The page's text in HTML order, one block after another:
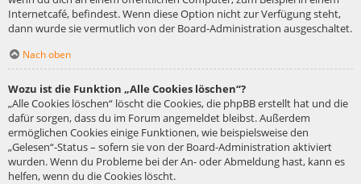
Internetcafé, befindest. Wenn diese Option nicht zur Verfügung steht,
dann wurde sie vermutlich von der Board-Administration ausgeschaltet.
Nach oben
Wozu ist die Funktion „Alle Cookies löschen“?
„Alle Cookies löschen“ löscht die Cookies, die phpBB erstellt hat und die
dafür sorgen, dass du im Forum angemeldet bleibst. Außerdem
ermöglichen Cookies einige Funktionen, wie beispielsweise den
„Gelesen“-Status – sofern sie von der Board-Administration aktiviert
wurden. Wenn du Probleme bei der An- oder Abmeldung hast, kann es
helfen, wenn du die Cookies löscht.